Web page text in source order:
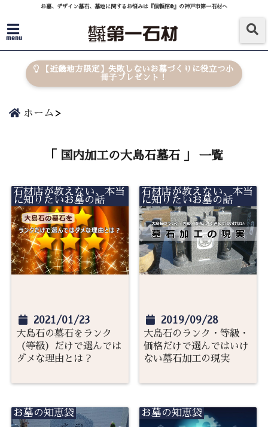
お墓、デザイン墓石、墓地に関するお悩みは『信頼棺®』の神戸市第一石材へ
menu
【近畿地方限定】失敗しないお墓づくりに役立つ小
冊子プレゼント！
ホーム
「 国内加工の大島石墓石 」 一覧
石材店が教えない、本当
に知りたいお墓の話
2021/01/23
大島石の墓石をランク
（等級）だけで選んでは
ダメな理由とは？
石材店が教えない、本当
に知りたいお墓の話
2019/09/28
大島石のランク・等級・
価格だけで選んではいけ
ない墓石加工の現実
お墓の知恵袋 お墓の知恵袋